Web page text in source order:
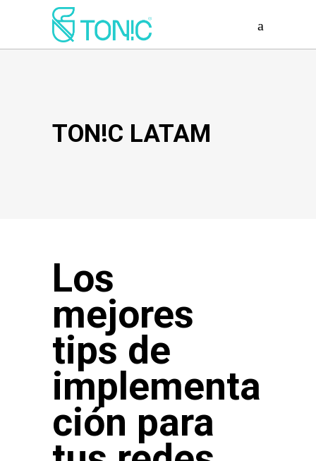
TON!C LATAM
Los
mejores
tips de
implementa
ción para